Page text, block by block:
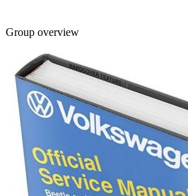
Group overview